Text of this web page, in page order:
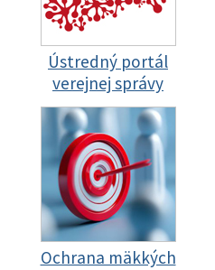
Ústredný portál
verejnej správy
Ochrana mäkkých